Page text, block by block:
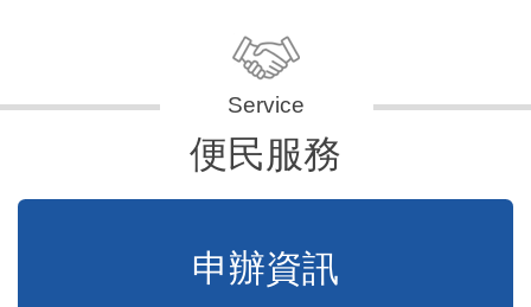
便民服務
申辦資訊